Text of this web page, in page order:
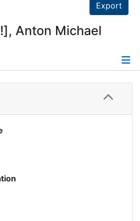
Export
Anton Michael
Details